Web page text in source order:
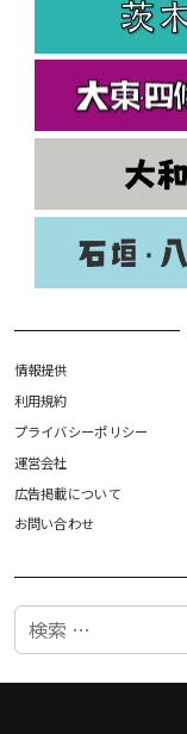
情報提供
利用規約
プライバシーポリシー
運営会社
広告掲載について
お問い合わせ
検